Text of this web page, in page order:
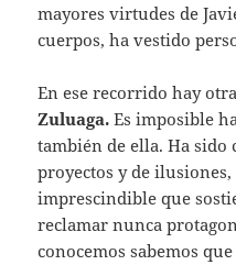
mayores virtudes de
cuerpos, ha vestido
En ese recorrido hay
Zuluaga. Es imposible
también de ella. Ha sido
proyectos y de
imprescindible que
reclamar nunca
conocemos sabemos